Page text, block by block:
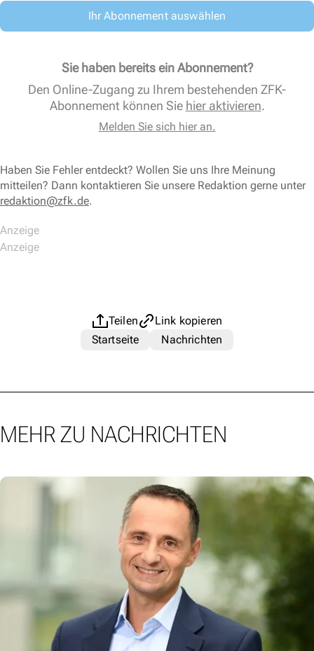
Ihr Abonnement auswählen
Sie haben bereits ein Abonnement?
Den Online-Zugang zu Ihrem bestehenden ZFK-
Abonnement können Sie hier aktivieren.
Melden Sie sich hier an.
Haben Sie Fehler entdeckt? Wollen Sie uns Ihre Meinung
mitteilen? Dann kontaktieren Sie unsere Redaktion gerne unter
redaktion@zfk.de.
Teilen
Link kopieren
Startseite
Nachrichten
MEHR ZU NACHRICHTEN